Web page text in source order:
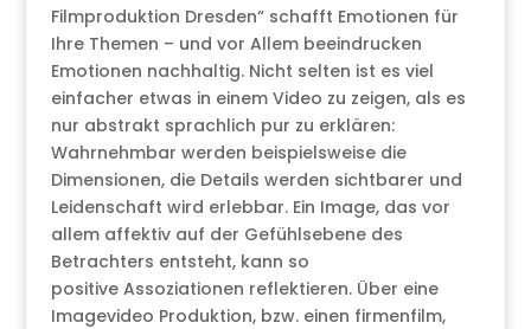
Filmproduktion Dresden“ schafft Emotionen für
Ihre Themen – und vor Allem beeindrucken
Emotionen nachhaltig. Nicht selten ist es viel
einfacher etwas in einem Video zu zeigen, als es
nur abstrakt sprachlich pur zu erklären:
Wahrnehmbar werden beispielsweise die
Dimensionen, die Details werden sichtbarer und
Leidenschaft wird erlebbar. Ein Image, das vor
allem affektiv auf der Gefühlsebene des
Betrachters entsteht, kann so
positive Assoziationen reflektieren. Über eine
Imagevideo Produktion, bzw. einen firmenfilm,